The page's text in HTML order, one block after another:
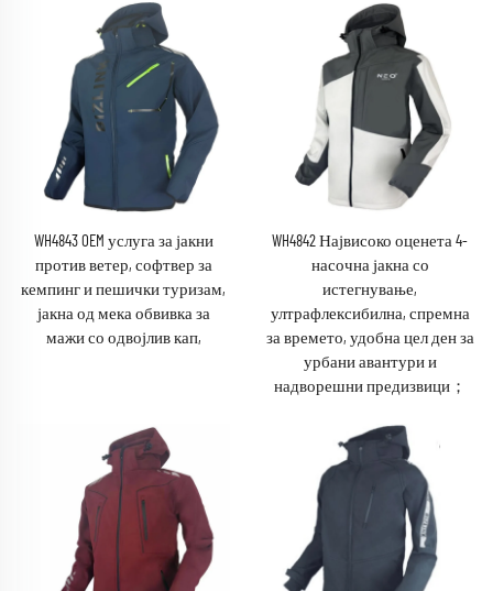
WH4843 OEM услуга за јакни
против ветер, софтвер за
кемпинг и пешички туризам,
јакна од мека обвивка за
мажи со одвојлив кап,
WH4842 Највисоко оценета 4-
насочна јакна со
истегнување,
ултрафлексибилна, спремна
за времето, удобна цел ден за
урбани авантури и
надворешни предизвици；